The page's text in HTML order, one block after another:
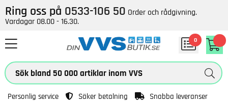
Ring oss på 0533-106 50 Order och rådgivning.
Vardagar 08.00 - 16.30.
0
Personlig service Säker betalning Snabba leveranser